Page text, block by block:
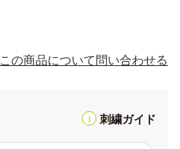
この商品について問い合わせる
刺繍ガイド